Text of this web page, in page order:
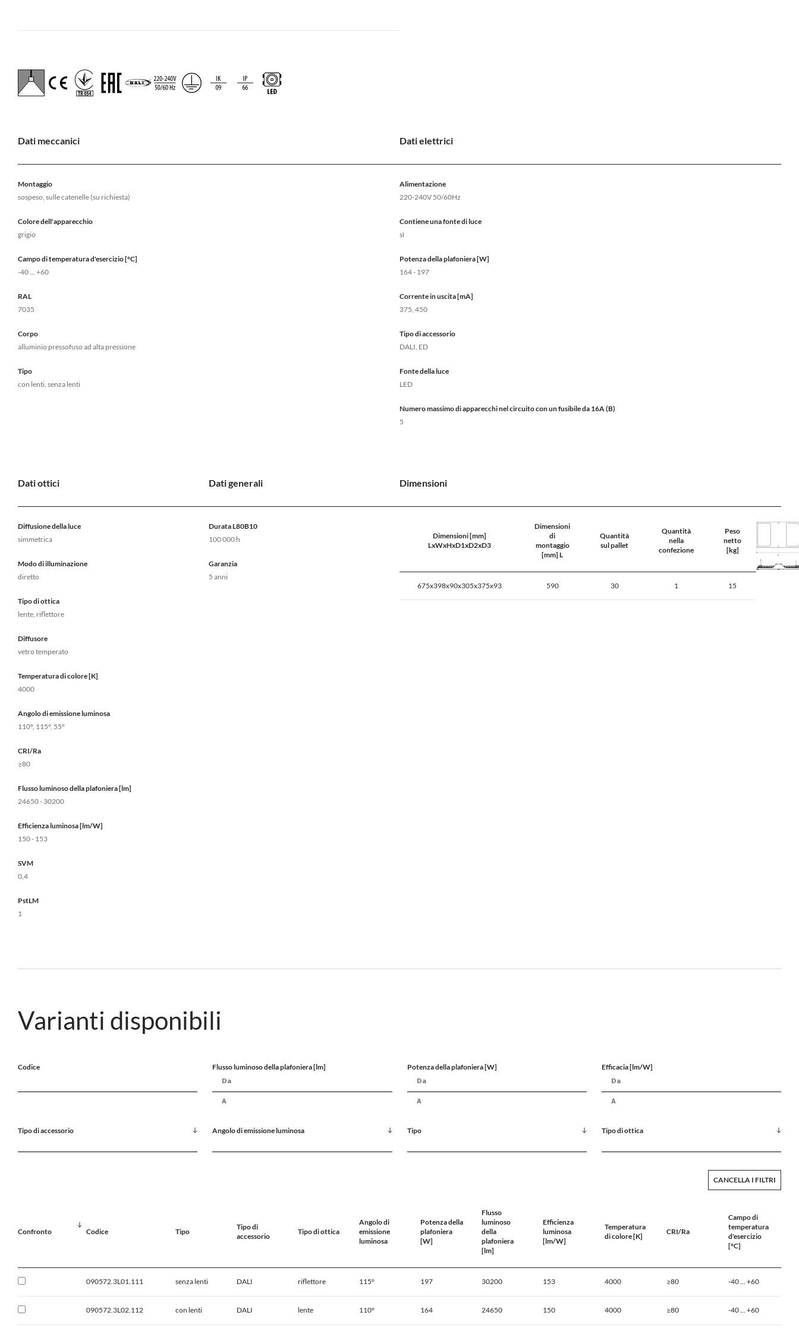
Dati meccanici
Montaggio
sospeso, sulle catenelle (su richiesta)
Colore dell'apparecchio
grigio
Campo di temperatura d'esercizio [°C]
-40 ... +60
RAL
7035
Corpo
alluminio pressofuso ad alta pressione
Tipo
con lenti, senza lenti
Dati elettrici
Alimentazione
220-240V 50/60Hz
Contiene una fonte di luce
sì
Potenza della plafoniera [W]
164 - 197
Corrente in uscita [mA]
375, 450
Tipo di accessorio
DALI, ED
Fonte della luce
LED
Numero massimo di apparecchi nel circuito con un fusibile da 16A (B)
5
Dati ottici
Diffusione della luce
simmetrica
Modo di illuminazione
diretto
Tipo di ottica
lente, riflettore
Diffusore
vetro temperato
Temperatura di colore [K]
4000
Angolo di emissione luminosa
110°, 115°, 55°
CRI/Ra
≥80
Flusso luminoso della plafoniera [lm]
24650 - 30200
Efficienza luminosa [lm/W]
150 - 153
SVM
0,4
PstLM
1
Dati generali
Durata L80B10
100 000 h
Garanzia
5 anni
Dimensioni
Dimensioni [mm]
LxWxHxD1xD2xD3
Dimensioni
di
montaggio
[mm] L
Quantità
sul pallet
Quantità
nella
confezione
Peso
netto
[kg]
675x398x90x305x375x93 590 30 1 15
Varianti disponibili
Codice Flusso luminoso della plafoniera [lm] Potenza della plafoniera [W] Efficacia [lm/W]
Tipo di accessorio Angolo di emissione luminosa Tipo Tipo di ottica
CANCELLA I FILTRI
Confronto Codice Tipo
Tipo di
accessorio
Tipo di ottica
Angolo di
emissione
luminosa
Potenza della
plafoniera
[W]
Flusso
luminoso
della
plafoniera
[lm]
Efficienza
luminosa
[lm/W]
Temperatura
di colore [K]
CRI/Ra
Campo di
temperatura
d'esercizio
[°C]
090572.3L01.111 senza lenti DALI riflettore 115° 197 30200 153 4000 ≥80 -40 ... +60
090572.3L02.112 con lenti DALI lente 110° 164 24650 150 4000 ≥80 -40 ... +60